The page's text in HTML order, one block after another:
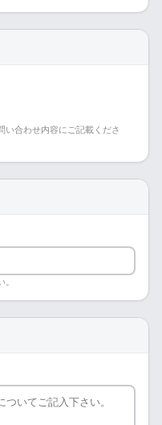
い合わせ内容にご記載くださ